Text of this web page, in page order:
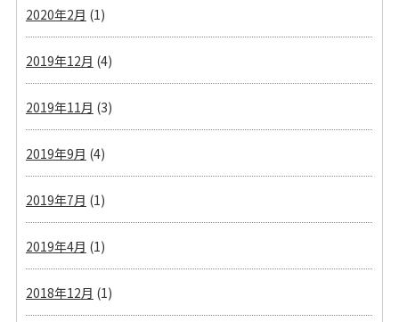
2020年2月 (1)
2019年12月 (4)
2019年11月 (3)
2019年9月 (4)
2019年7月 (1)
2019年4月 (1)
2018年12月 (1)